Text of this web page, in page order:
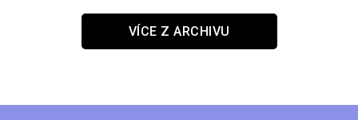
VÍCE Z ARCHIVU